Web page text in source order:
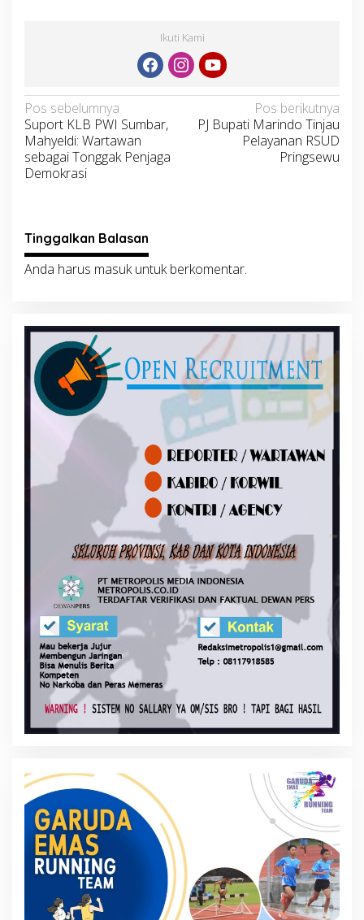
Ikuti Kami
Navigasi
pos
Pos sebelumnya
Suport KLB PWI Sumbar,
Mahyeldi: Wartawan
sebagai Tonggak Penjaga
Demokrasi
Pos berikutnya
PJ Bupati Marindo Tinjau
Pelayanan RSUD
Pringsewu
Tinggalkan Balasan
Anda harus masukuntuk berkomentar.